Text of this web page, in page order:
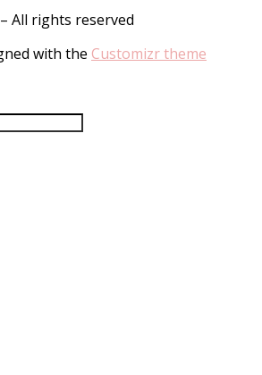
– All rights reserved
with the Customizr theme